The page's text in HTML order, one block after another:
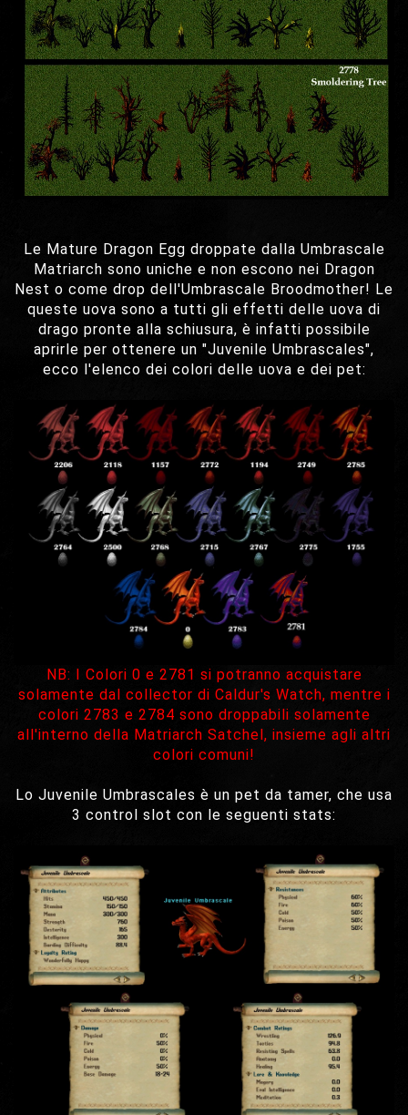
Le Mature Dragon Egg droppate dalla Umbrascale
Matriarch sono uniche e non escono nei Dragon
Nest o come drop dell'Umbrascale Broodmother! Le
queste uova sono a tutti gli effetti delle uova di
drago pronte alla schiusura, è infatti possibile
aprirle per ottenere un "Juvenile Umbrascales",
ecco l'elenco dei colori delle uova e dei pet:
NB: I Colori 0 e 2781 si potranno acquistare
solamente dal collector di Caldur's Watch, mentre i
colori 2783 e 2784 sono droppabili solamente
all'interno della Matriarch Satchel, insieme agli altri
colori comuni!
Lo Juvenile Umbrascales è un pet da tamer, che usa
3 control slot con le seguenti stats: